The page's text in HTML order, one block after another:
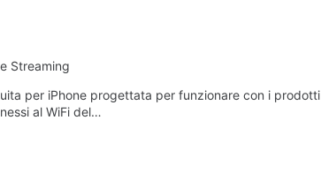
Streaming
per iPhone progettata per funzionare con i prodotti
al WiFi del…